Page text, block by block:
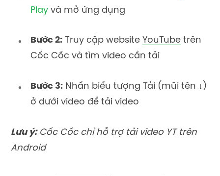
Play và mở ứng dụng
Bước 2: Truy cập website YouTube trên
Cốc Cốc và tìm video cần tải
Bước 3: Nhấn biểu tượng Tải (mũi tên ↓)
ở dưới video để tải video
Lưu ý:Cốc Cốc chỉ hỗ trợ tải video YT trên
Android